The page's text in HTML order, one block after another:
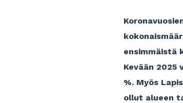
ensimmäistä
Kevään 2025
%. Myös
ollut alueen